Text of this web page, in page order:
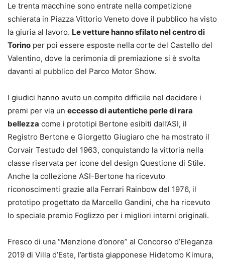
Le trenta macchine sono entrate nella competizione
schierata in Piazza Vittorio Veneto dove il pubblico ha visto
la giuria al lavoro. Le vetture hanno sfilato nel centro di
Torino per poi essere esposte nella corte del Castello del
Valentino, dove la cerimonia di premiazione si è svolta
davanti al pubblico del Parco Motor Show.
I giudici hanno avuto un compito difficile nel decidere i
premi per via un eccesso di autentiche perle di rara
bellezza come i prototipi Bertone esibiti dall’ASI, il
Registro Bertone e Giorgetto Giugiaro che ha mostrato il
Corvair Testudo del 1963, conquistando la vittoria nella
classe riservata per icone del design Questione di Stile.
Anche la collezione ASI-Bertone ha ricevuto
riconoscimenti grazie alla Ferrari Rainbow del 1976, il
prototipo progettato da Marcello Gandini, che ha ricevuto
lo speciale premio Foglizzo per i migliori interni originali.
Fresco di una “Menzione d’onore” al Concorso d’Eleganza
2019 di Villa d’Este, l’artista giapponese Hidetomo Kimura,